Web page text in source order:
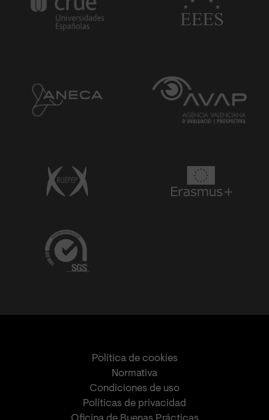
Política de cookies
Normativa
Condiciones de uso
Políticas de privacidad